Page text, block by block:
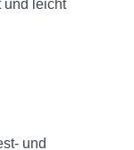
und leicht
und